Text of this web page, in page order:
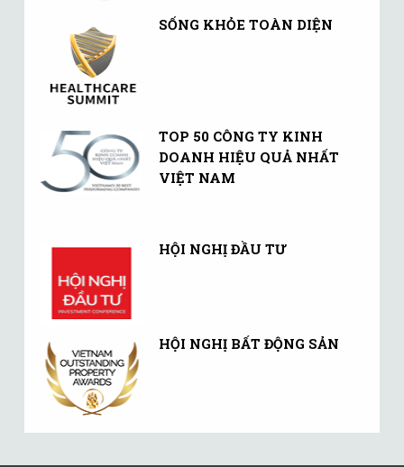
SỐNG KHỎE TOÀN DIỆN
TOP 50 CÔNG TY KINH
DOANH HIỆU QUẢ NHẤT
VIỆT NAM
HỘI NGHỊ ĐẦU TƯ
HỘI NGHỊ BẤT ĐỘNG SẢN